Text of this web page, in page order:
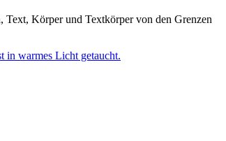
Text, Körper und Textkörper von den Grenzen